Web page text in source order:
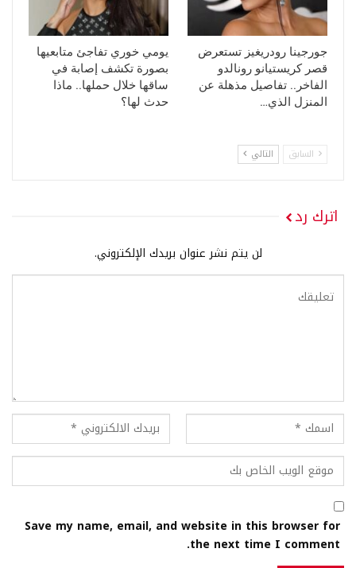
جورجينا رودريغيز تستعرض
قصر كريستيانو رونالدو
الفاخر.. تفاصيل مذهلة عن
المنزل الذي…
يومي خوري تفاجئ متابعيها
بصورة تكشف إصابة في
ساقها خلال حملها.. ماذا
حدث لها؟
السابق التالي
اترك رد
لن يتم نشر عنوان بريدك الإلكتروني.
Save my name, email, and website in this browser for
the next time I comment.